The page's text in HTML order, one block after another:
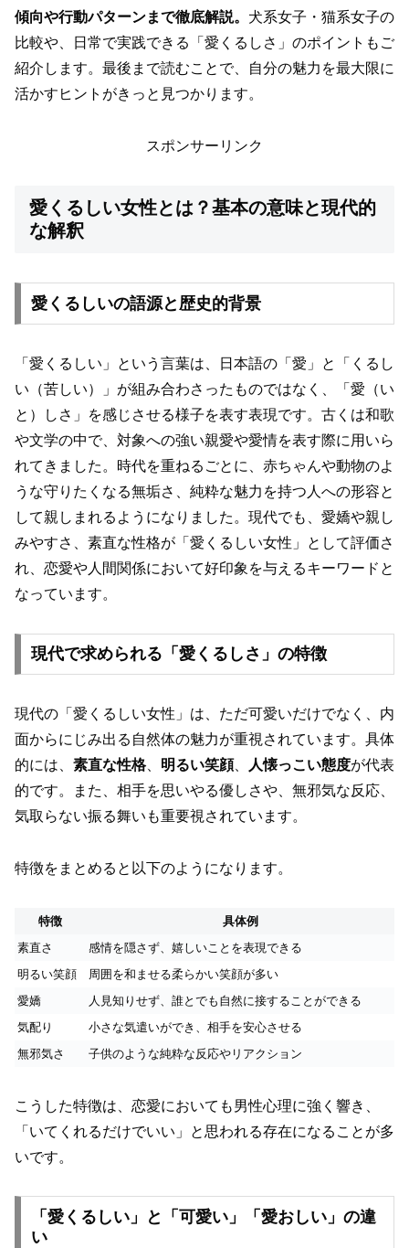
傾向や行動パターンまで徹底解説。 犬系女子・猫系女子の
比較や、日常で実践できる「愛くるしさ」のポイントもご
紹介します。最後まで読むことで、自分の魅力を最大限に
活かすヒントがきっと見つかります。
スポンサーリンク
愛くるしい女性とは？基本の意味と現代的
な解釈
愛くるしいの語源と歴史的背景
「愛くるしい」という言葉は、日本語の「愛」と「くるし
い（苦しい）」が組み合わさったものではなく、「愛（い
と）しさ」を感じさせる様子を表す表現です。古くは和歌
や文学の中で、対象への強い親愛や愛情を表す際に用いら
れてきました。時代を重ねるごとに、赤ちゃんや動物のよ
うな守りたくなる無垢さ、純粋な魅力を持つ人への形容と
して親しまれるようになりました。現代でも、愛嬌や親し
みやすさ、素直な性格が「愛くるしい女性」として評価さ
れ、恋愛や人間関係において好印象を与えるキーワードと
なっています。
現代で求められる「愛くるしさ」の特徴
現代の「愛くるしい女性」は、ただ可愛いだけでなく、内
面からにじみ出る自然体の魅力が重視されています。具体
的には、 素直な性格、 明るい笑顔、 人懐っこい態度が代表
的です。また、相手を思いやる優しさや、無邪気な反応、
気取らない振る舞いも重要視されています。
特徴をまとめると以下のようになります。
特徴
具体例
素直さ
感情を隠さず、嬉しいことを表現できる
明るい笑顔
周囲を和ませる柔らかい笑顔が多い
愛嬌
人見知りせず、誰とでも自然に接することができる
気配り
小さな気遣いができ、相手を安心させる
無邪気さ
子供のような純粋な反応やリアクション
こうした特徴は、恋愛においても男性心理に強く響き、
「いてくれるだけでいい」と思われる存在になることが多
いです。
「愛くるしい」と「可愛い」「愛おしい」の違
い